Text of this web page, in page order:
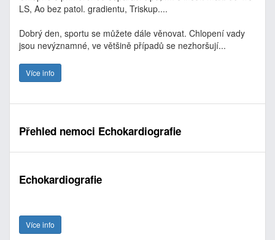
LS, Ao bez patol. gradientu, Triskup....
Dobrý den, sportu se můžete dále věnovat. Chlopení vady
jsou nevýznamné, ve většině případů se nezhoršují...
Více info
Přehled nemoci Echokardiografie
Echokardiografie
Více info